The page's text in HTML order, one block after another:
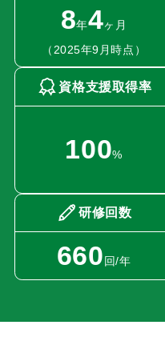
8年4ヶ月
（2025年9月時点）
資格支援取得率
100%
研修回数
660 回/年